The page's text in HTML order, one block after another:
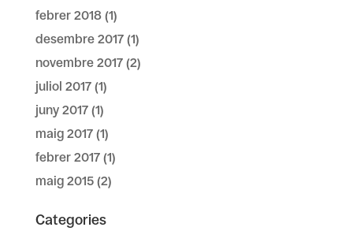
febrer 2018(1)
desembre 2017(1)
novembre 2017(2)
juliol 2017(1)
juny 2017(1)
maig 2017(1)
febrer 2017(1)
maig 2015(2)
Categories